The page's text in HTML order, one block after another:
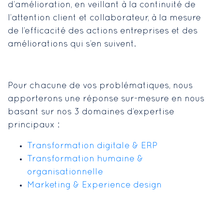
d’amélioration, en veillant à la continuité de
l’attention client et collaborateur, à la mesure
de l’efficacité des actions entreprises et des
améliorations qui s’en suivent.
Pour chacune de vos problématiques, nous
apporterons une réponse sur-mesure en nous
basant sur nos 3 domaines d’expertise
principaux :
Transformation digitale & ERP
Transformation humaine &
organisationnelle
Marketing & Experience design